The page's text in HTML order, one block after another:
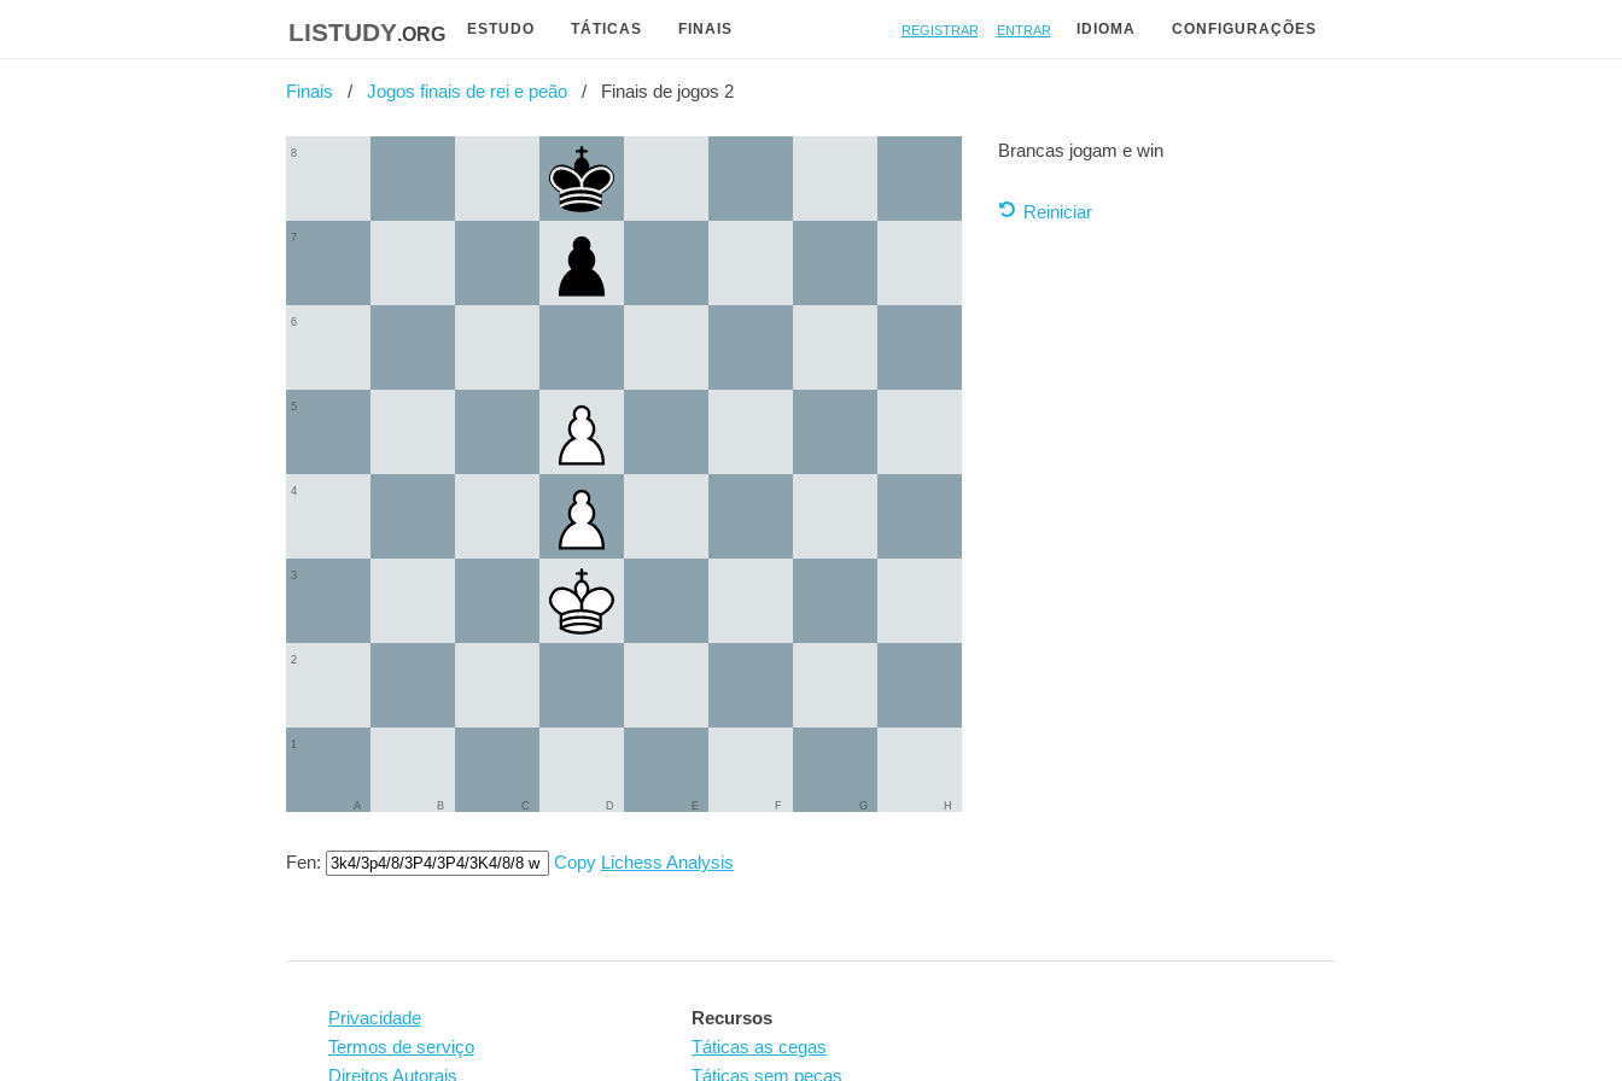
listudy.org ESTUDO TÁTICAS FINAIS Registrar Entrar IDIOMA CONFIGURAÇÕES
Finais Jogos finais de rei e peão Finais de jogos 2
1
2
3
4
5
6
7
8
A B C D E F G H
Brancas jogam e win
Reiniciar
Fen: Copy Lichess Analysis
Privacidade
Termos de serviço
Direitos Autorais
Recursos
Táticas as cegas
Táticas sem peças